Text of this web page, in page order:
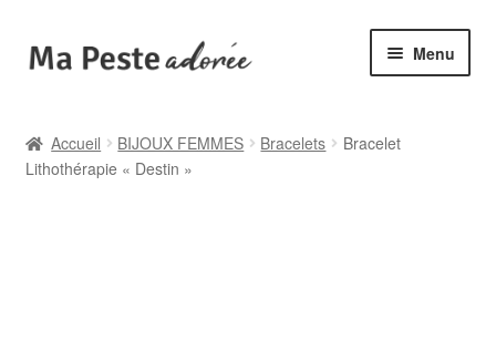
Aller
à
Aller
au
Menu
🆕 Collections
Accueil BIJOUX FEMMES Bracelets
Bracelet
Lithothérapie « Destin »